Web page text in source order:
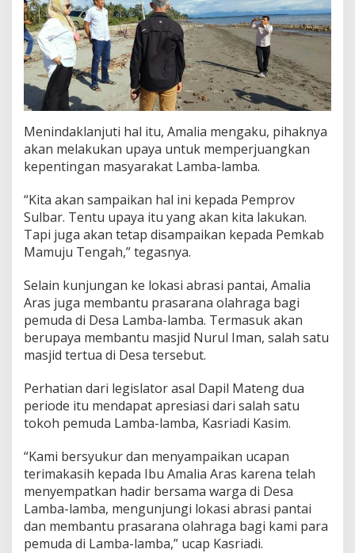
Menindaklanjuti hal itu, Amalia mengaku, pihaknya
akan melakukan upaya untuk memperjuangkan
kepentingan masyarakat Lamba-lamba.
“Kita akan sampaikan hal ini kepada Pemprov
Sulbar. Tentu upaya itu yang akan kita lakukan.
Tapi juga akan tetap disampaikan kepada Pemkab
Mamuju Tengah,” tegasnya.
Selain kunjungan ke lokasi abrasi pantai, Amalia
Aras juga membantu prasarana olahraga bagi
pemuda di Desa Lamba-lamba. Termasuk akan
berupaya membantu masjid Nurul Iman, salah satu
masjid tertua di Desa tersebut.
Perhatian dari legislator asal Dapil Mateng dua
periode itu mendapat apresiasi dari salah satu
tokoh pemuda Lamba-lamba, Kasriadi Kasim.
“Kami bersyukur dan menyampaikan ucapan
terimakasih kepada Ibu Amalia Aras karena telah
menyempatkan hadir bersama warga di Desa
Lamba-lamba, mengunjungi lokasi abrasi pantai
dan membantu prasarana olahraga bagi kami para
pemuda di Lamba-lamba,” ucap Kasriadi.